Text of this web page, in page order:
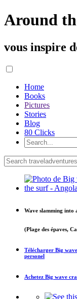
Around
vous inspire
Home
Books
Pictures
Stories
Blog
80 Clicks
Wave slamming into
(Plage des épaves,
Télécharger Big
personel
Achetez Big wave